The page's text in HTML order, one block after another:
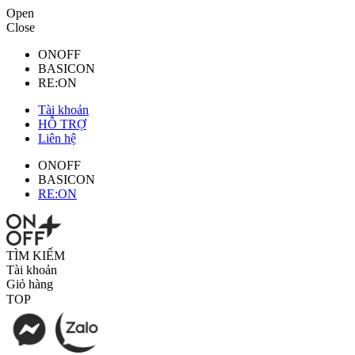
Open
Close
ONOFF
BASICON
RE:ON
Tài khoản
HỖ TRỢ
Liên hệ
ONOFF
BASICON
RE:ON
TÌM KIẾM
Tài khoản
Giỏ hàng
TOP